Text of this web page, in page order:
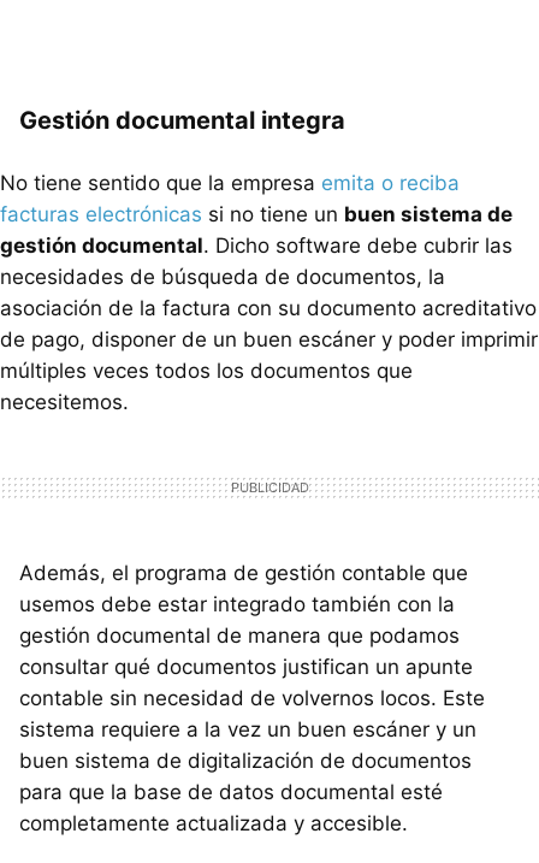
Gestión documental integra
No tiene sentido que la empresa emita o reciba
facturas electrónicas si no tiene un buen sistema de
gestión documental. Dicho software debe cubrir las
necesidades de búsqueda de documentos, la
asociación de la factura con su documento acreditativo
de pago, disponer de un buen escáner y poder imprimir
múltiples veces todos los documentos que
necesitemos.
Además, el programa de gestión contable que
usemos debe estar integrado también con la
gestión documental de manera que podamos
consultar qué documentos justifican un apunte
contable sin necesidad de volvernos locos. Este
sistema requiere a la vez un buen escáner y un
buen sistema de digitalización de documentos
para que la base de datos documental esté
completamente actualizada y accesible.